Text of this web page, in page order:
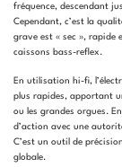
fréquence, descendant
Cependant, c’est la
grave est « sec », rapide
caissons bass-reflex.
En utilisation hi-fi,
plus rapides, apportant
ou les grandes orgues.
d’action avec une
C’est un outil de
globale.